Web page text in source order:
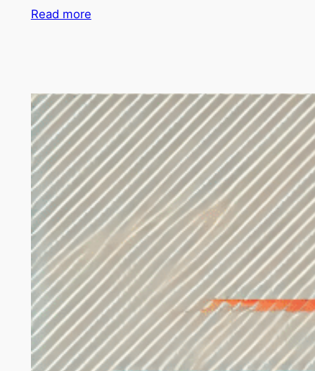
Read more